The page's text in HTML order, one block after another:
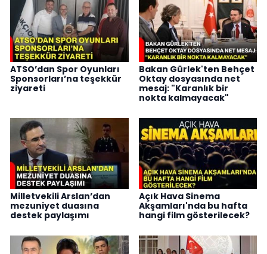
ATSO’dan Spor Oyunları
Sponsorları’na teşekkür
ziyareti
Bakan Gürlek'ten Behçet
Oktay dosyasında net
mesaj: "Karanlık bir
nokta kalmayacak"
Milletvekili Arslan’dan
mezuniyet duasına
destek paylaşımı
Açık Hava Sinema
Akşamları'nda bu hafta
hangi film gösterilecek?